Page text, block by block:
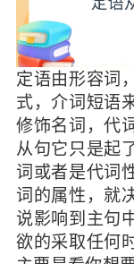
定语由形容词
式，介词短语
修饰名词，代
从句它只是起
词或者是代词
词的属性，就
说影响到主句
欲的采取任何